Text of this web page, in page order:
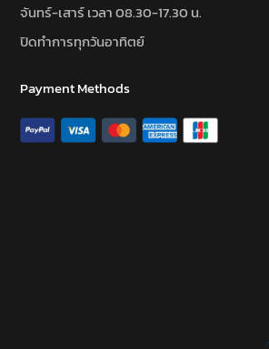
จันทร์-เสาร์ เวลา 08.30-17.30 น.
ปิดทำการทุกวันอาทิตย์
Payment Methods